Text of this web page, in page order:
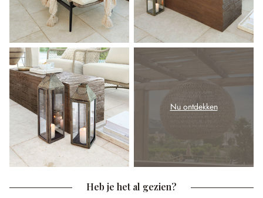
Nu ontdekken
Heb je het al gezien?